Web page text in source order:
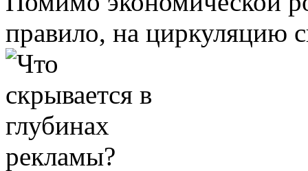
правило, на циркуляцию